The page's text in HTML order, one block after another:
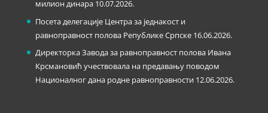
милион динара 10.07.2026.
Посета делегације Центра за једнакост и
равноправност полова Републике Српске 16.06.2026.
Директорка Завода за равноправност полова Ивана
Крсмановић учествовала на предавању поводом
Националног дана родне равноправности 12.06.2026.